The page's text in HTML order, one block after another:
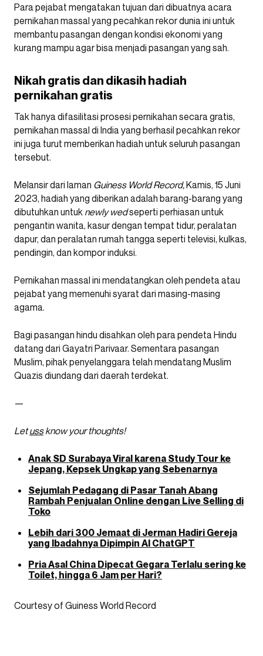
Para pejabat mengatakan tujuan dari dibuatnya acara
pernikahan massal yang pecahkan rekor dunia ini untuk
membantu pasangan dengan kondisi ekonomi yang
kurang mampu agar bisa menjadi pasangan yang sah.
Nikah gratis dan dikasih hadiah
pernikahan gratis
Tak hanya difasilitasi prosesi pernikahan secara gratis,
pernikahan massal di India yang berhasil pecahkan rekor
ini juga turut memberikan hadiah untuk seluruh pasangan
tersebut.
Melansir dari laman Guiness World Record,Kamis, 15 Juni
2023, hadiah yang diberikan adalah barang-barang yang
dibutuhkan untuk newly wedseperti perhiasan untuk
pengantin wanita, kasur dengan tempat tidur, peralatan
dapur, dan peralatan rumah tangga seperti televisi, kulkas,
pendingin, dan kompor induksi.
Pernikahan massal ini mendatangkan oleh pendeta atau
pejabat yang memenuhi syarat dari masing-masing
agama.
Bagi pasangan hindu disahkan oleh para pendeta Hindu
datang dari Gayatri Parivaar. Sementara pasangan
Muslim, pihak penyelanggara telah mendatang Muslim
Quazis diundang dari daerah terdekat.
—
Letussknow your thoughts!
Anak SD Surabaya Viral karena Study Tour ke
Jepang, Kepsek Ungkap yang Sebenarnya
Sejumlah Pedagang di Pasar Tanah Abang
Rambah Penjualan Online dengan Live Selling di
Toko
Lebih dari 300 Jemaat di Jerman Hadiri Gereja
yang Ibadahnya Dipimpin AI ChatGPT
Pria Asal China Dipecat Gegara Terlalu sering ke
Toilet, hingga 6 Jam per Hari?
Courtesy of Guiness World Record